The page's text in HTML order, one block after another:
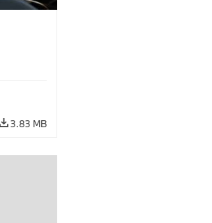
3.83 MB